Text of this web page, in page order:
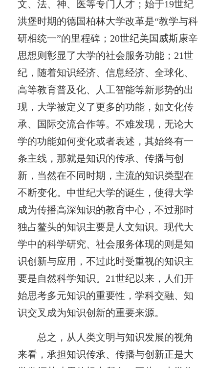
文、法、神、医等专门人才；始于19世纪
洪堡时期的德国柏林大学改革是“教学与科
研相统一”的里程碑；20世纪美国威斯康辛
思想则彰显了大学的社会服务功能；21世
纪，随着知识经济、信息经济、全球化、
高等教育普及化、人工智能等新形势的出
现，大学被定义了更多的功能，如文化传
承、国际交流合作等。不难发现，无论大
学的功能如何变化或者表述，其始终有一
条主线，那就是知识的传承、传播与创
新，当然在不同时期，主流的知识类型在
不断变化。中世纪大学的诞生，使得大学
成为传播高深知识的教育中心，不过那时
独占鳌头的知识主要是人文知识。现代大
学中的科学研究、社会服务体现的则是知
识创新与应用，不过此时受重视的知识主
要是自然科学知识。21世纪以来，人们开
始思考多元知识的重要性，学科交融、知
识交叉成为知识创新的重要来源。
总之，从人类文明与知识发展的视角
来看，承担知识传承、传播与创新正是大